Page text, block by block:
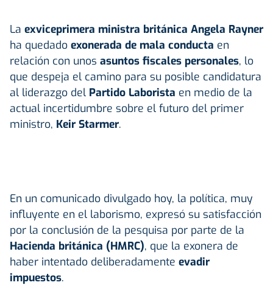
La exviceprimera ministra británica Angela Rayner
ha quedado exonerada de mala conducta en
relación con unos asuntos fiscales personales, lo
que despeja el camino para su posible candidatura
al liderazgo del Partido Laborista en medio de la
actual incertidumbre sobre el futuro del primer
ministro, Keir Starmer.
En un comunicado divulgado hoy, la política, muy
influyente en el laborismo, expresó su satisfacción
por la conclusión de la pesquisa por parte de la
Hacienda británica (HMRC), que la exonera de
haber intentado deliberadamente evadir
impuestos.